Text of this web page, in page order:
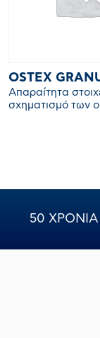
OSTEX
Απαραίτητα
σχηματισμό των
50